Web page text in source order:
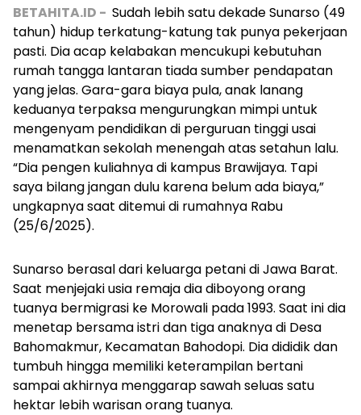
BETAHITA.ID - Sudah lebih satu dekade Sunarso (49
tahun) hidup terkatung-katung tak punya pekerjaan
pasti. Dia acap kelabakan mencukupi kebutuhan
rumah tangga lantaran tiada sumber pendapatan
yang jelas. Gara-gara biaya pula, anak lanang
keduanya terpaksa mengurungkan mimpi untuk
mengenyam pendidikan di perguruan tinggi usai
menamatkan sekolah menengah atas setahun lalu.
“Dia pengen kuliahnya di kampus Brawijaya. Tapi
saya bilang jangan dulu karena belum ada biaya,”
ungkapnya saat ditemui di rumahnya Rabu
(25/6/2025).
Sunarso berasal dari keluarga petani di Jawa Barat.
Saat menjejaki usia remaja dia diboyong orang
tuanya bermigrasi ke Morowali pada 1993. Saat ini dia
menetap bersama istri dan tiga anaknya di Desa
Bahomakmur, Kecamatan Bahodopi. Dia dididik dan
tumbuh hingga memiliki keterampilan bertani
sampai akhirnya menggarap sawah seluas satu
hektar lebih warisan orang tuanya.